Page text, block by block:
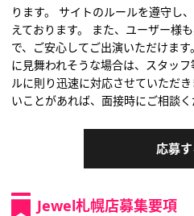
ります。 サイトのルールを遵守し
えております。 また、ユーザー様
で、ご安心してご出演いただけま
に見舞われそうな場合は、スタッ
ルに則り迅速に対応させていただ
いことがあれば、面接時にご相談く
応募
Jewel札幌店募集要項